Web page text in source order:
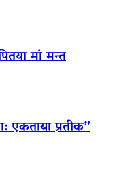
मां मन्त
एकताया प्रतीक”